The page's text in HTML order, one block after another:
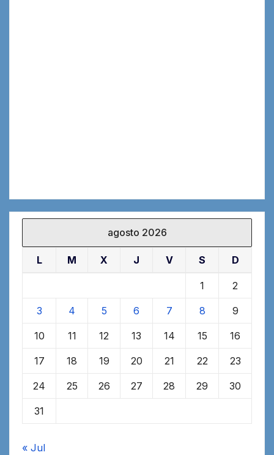
agosto 2026
L M X J V S D
1 2
3 4 5 6 7 8 9
10 11 12 13 14 15 16
17 18 19 20 21 22 23
24 25 26 27 28 29 30
31
« Jul